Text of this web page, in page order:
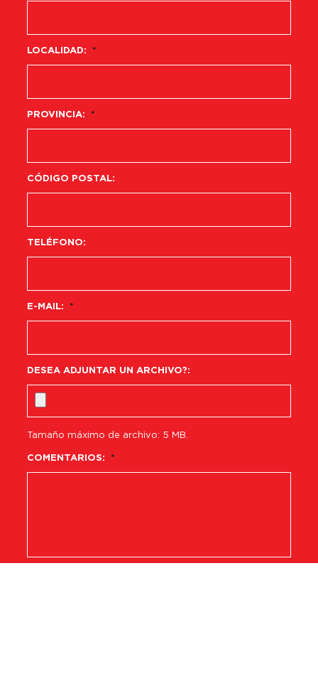
LOCALIDAD: *
PROVINCIA: *
CÓDIGO POSTAL:
TELÉFONO:
E-MAIL: *
DESEA ADJUNTAR UN ARCHIVO?:
Tamaño máximo de archivo: 5 MB.
COMENTARIOS: *